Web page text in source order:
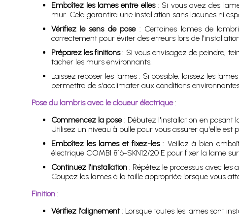
Emboîtez les lames entre elles: Si vous avez des
mur. Cela garantira une installation sans lacunes ni
Vérifiez le sens de pose: Certaines lames de
correctement pour éviter des erreurs lors de
Préparez les finitions: Si vous envisagez de peindre,
tacher les murs environnants.
Laissez reposer les lames : Si possible, laissez les
permettra de s'acclimater aux conditions
Pose du lambris avec le cloueur électrique:
Commencez la pose: Débutez l'installation en posant
Utilisez un niveau à bulle pour vous assurer qu'elle est
Emboîtez les lames et fixez-les: Veillez à bien
électrique COMBI 816-SKN12/20 E pour fixer la lame
Continuez l'installation: Répétez le processus avec les
Coupez les lames à la taille appropriée lorsque vous
Finition:
Vérifiez l'alignement: Lorsque toutes les lames sont